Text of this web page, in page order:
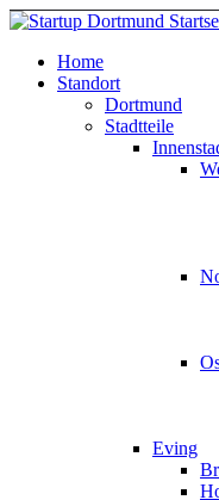
Home
Standort
Dortmund
Stadtteile
Eving